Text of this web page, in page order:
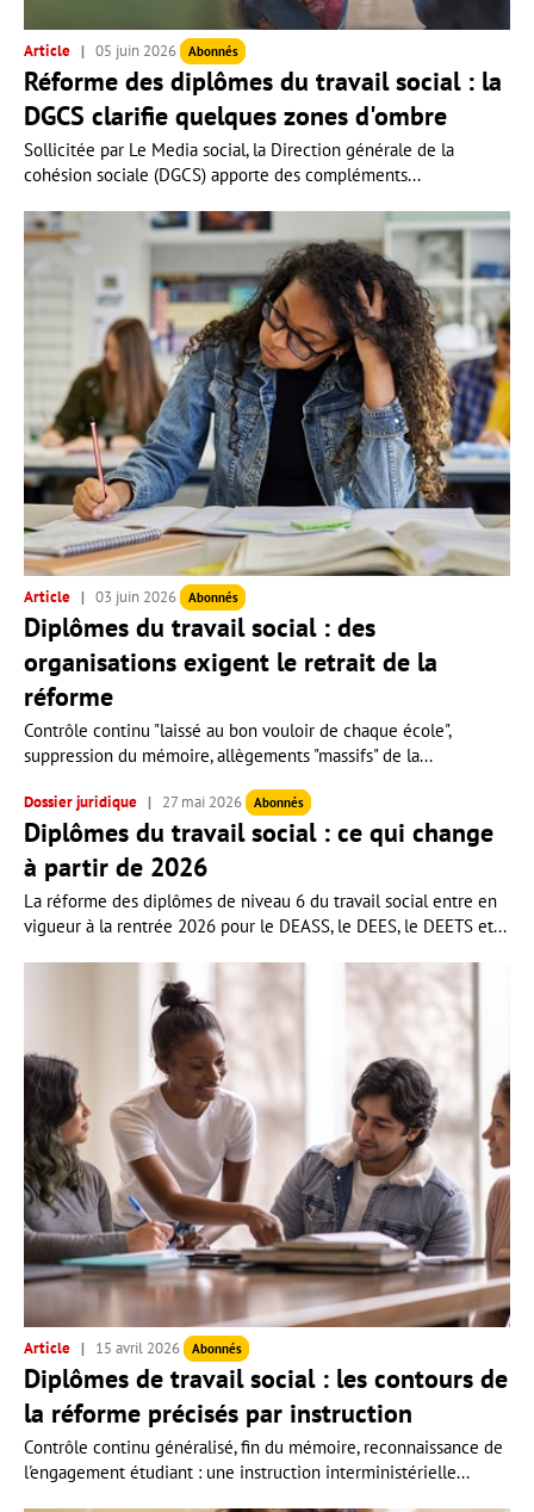
Article 05 juin 2026 Abonnés
Réforme des diplômes du travail social : la
DGCS clarifie quelques zones d'ombre
Sollicitée par Le Media social, la Direction générale de la
cohésion sociale (DGCS) apporte des compléments...
Article 03 juin 2026 Abonnés
Diplômes du travail social : des
organisations exigent le retrait de la
réforme
Contrôle continu "laissé au bon vouloir de chaque école",
suppression du mémoire, allègements "massifs" de la...
Dossier juridique 27 mai 2026 Abonnés
Diplômes du travail social : ce qui change
à partir de 2026
La réforme des diplômes de niveau 6 du travail social entre en
vigueur à la rentrée 2026 pour le DEASS, le DEES, le DEETS et...
Article 15 avril 2026 Abonnés
Diplômes de travail social : les contours de
la réforme précisés par instruction
Contrôle continu généralisé, fin du mémoire, reconnaissance de
l'engagement étudiant : une instruction interministérielle...